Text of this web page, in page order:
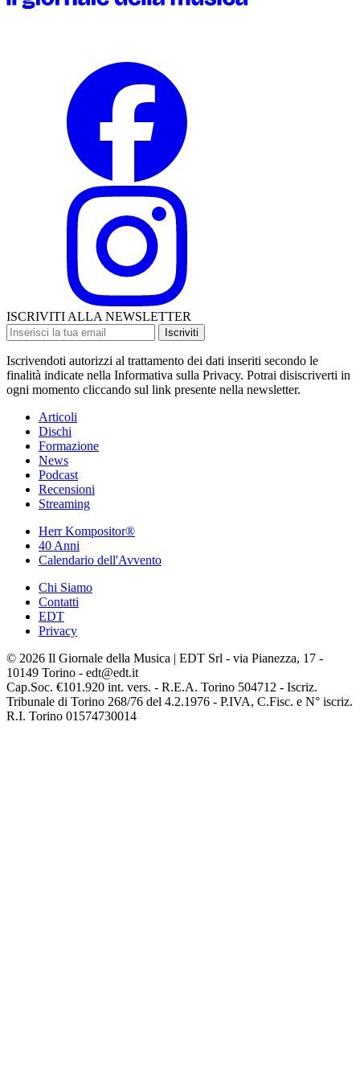
ISCRIVITI ALLA NEWSLETTER
Iscriviti
Iscrivendoti autorizzi al trattamento dei dati inseriti secondo le
finalità indicate nella Informativa sulla Privacy. Potrai disiscriverti in
ogni momento cliccando sul link presente nella newsletter.
Articoli
Dischi
Formazione
News
Podcast
Recensioni
Streaming
Herr Kompositor®
40 Anni
Calendario dell'Avvento
Chi Siamo
Contatti
EDT
Privacy
© 2026 Il Giornale della Musica | EDT Srl - via Pianezza, 17 -
10149 Torino - edt@edt.it
Cap.Soc. €101.920 int. vers. - R.E.A. Torino 504712 - Iscriz.
Tribunale di Torino 268/76 del 4.2.1976 - P.IVA, C.Fisc. e N° iscriz.
R.I. Torino 01574730014